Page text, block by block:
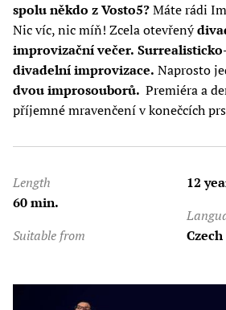
spolu někdo z Vosto5?Máte rádi
Nic víc, nic míň! Zcela otevřený
improvizační večer.
divadelní improvizace. Naprosto
dvou improsouborů. Premiéra a
příjemné mravenčení v konečcích
Length
60 min.
Suitable from
12
Czech